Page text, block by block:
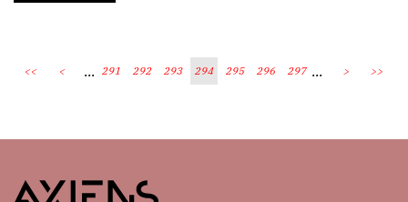
<< < ... 291 292 293 294 295 296 297 ... > >>